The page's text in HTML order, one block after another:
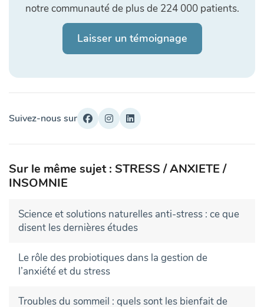
notre communauté de plus de 224 000 patients.
Laisser un témoignage
Suivez-nous sur
Sur le même sujet : STRESS / ANXIETE /
INSOMNIE
Science et solutions naturelles anti-stress : ce que
disent les dernières études
Le rôle des probiotiques dans la gestion de
l’anxiété et du stress
Troubles du sommeil : quels sont les bienfait de